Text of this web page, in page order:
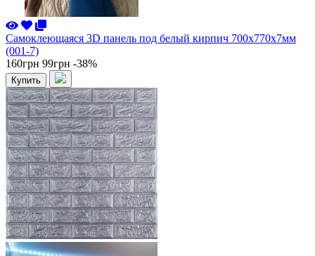
Самоклеющаяся 3D панель под белый кирпич 700x770x7мм
(001-7)
160грн 99грн -38%
Купить